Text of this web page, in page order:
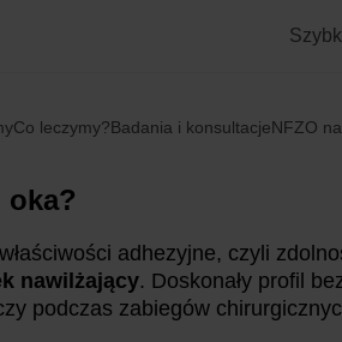
Co leczymy?Badania i konsultacjeNFZO
oka?
adhezyjne, czyli
nawilżający. Doskonały profil
podczas zabiegów